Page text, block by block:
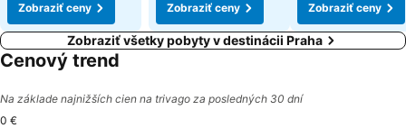
Zobraziť ceny
Zobraziť ceny
Zobraziť ceny
Zobraziť všetky pobyty v destinácii Praha
Cenový trend
Na základe najnižších cien na trivago za posledných 30 dní
0 €